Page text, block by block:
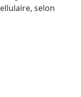
selon